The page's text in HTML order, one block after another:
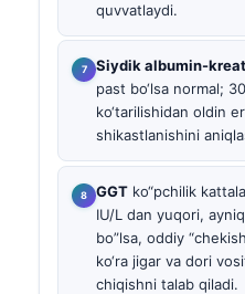
quvvatlaydi.
Siydik albumin-
past bo‘lsa normal;
ko‘tarilishidan oldin
shikastlanishini
GGT ko“pchilik
IU/L dan yuqori,
bo”lsa, oddiy
ko‘ra jigar va dori
chiqishni talab qiladi.